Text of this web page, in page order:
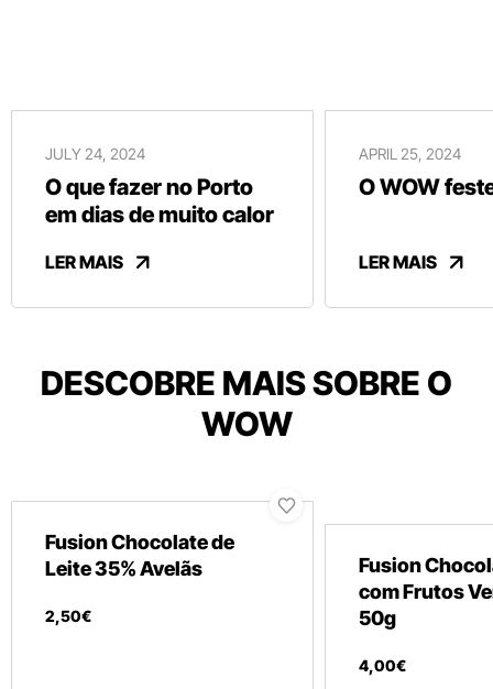
JULY 24, 2024
O que fazer no Porto
em dias de muito calor
LER MAIS
APRIL 25, 2024
O WOW
LER MAIS
DESCOBRE MAIS SOBRE O
WOW
Fusion Chocolate de
Leite 35% Avelãs
2,50€
Fusion
com Frutos
50g
4,00€